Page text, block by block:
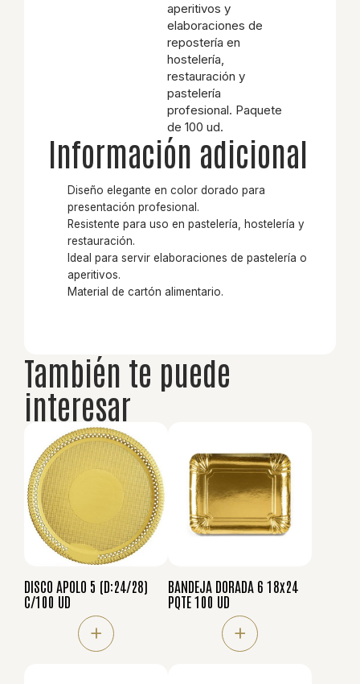
aperitivos y
elaboraciones de
repostería en
hostelería,
restauración y
pastelería
profesional. Paquete
de 100 ud.
Información adicional
Diseño elegante en color dorado para
presentación profesional.
Resistente para uso en pastelería, hostelería y
restauración.
Ideal para servir elaboraciones de pastelería o
aperitivos.
Material de cartón alimentario.
También te puede
interesar
DISCO APOLO 5 (D:24/28)
C/100 UD
+
BANDEJA DORADA 6 18x24
PQTE 100 UD
+